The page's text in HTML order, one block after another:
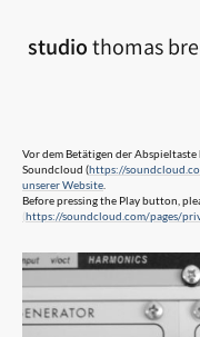
studiothomas
Vor dem Betätigen der
Soundcloud (https://
unserer Website
Before pressing the Play button,
(https://soundcloud.com/pages/